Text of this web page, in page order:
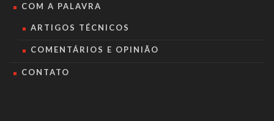
COM A PALAVRA
ARTIGOS TÉCNICOS
COMENTÁRIOS E OPINIÃO
CONTATO